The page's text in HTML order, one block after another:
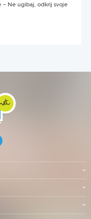
– Ne ugibaj, odkrij svoje